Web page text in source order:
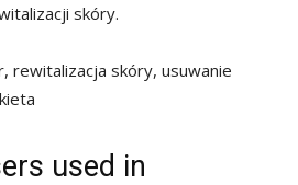
skóry.
rewitalizacja skóry, usuwanie
used in